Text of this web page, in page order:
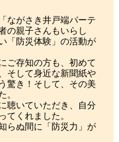
ながさき井戸端パーテ
の親子さんもいらし
「防災体験」の活動が
ご存知の方も、初めて
そして身近な新聞紙や
驚き！そして、その美
。
聴いていただき、自分
てくれました。
らぬ間に「防災力」が